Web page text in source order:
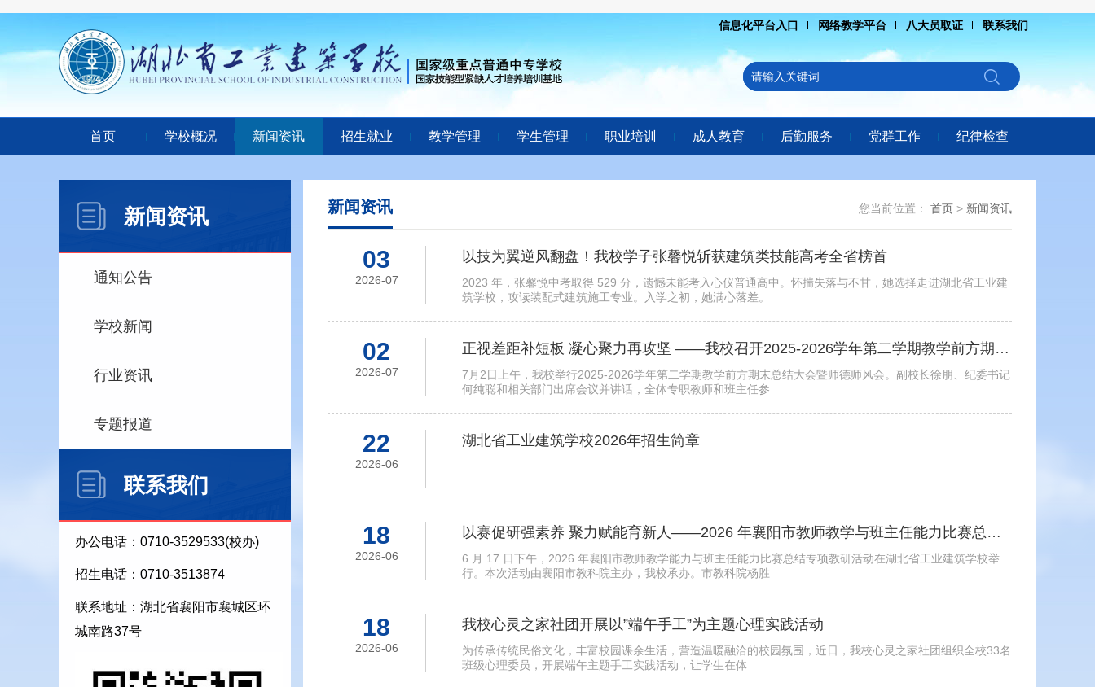
信息化平台入口 网络教学平台 八大员取证 联系我们
首页 学校概况 新闻资讯 招生就业 教学管理 学生管理 职业培训 成人教育 后勤服务 党群工作 纪律检查
新闻资讯
通知公告
学校新闻
行业资讯
专题报道
联系我们
办公电话：0710-3529533(校办)
招生电话：0710-3513874
联系地址：湖北省襄阳市襄城区环
城南路37号
新闻资讯 您当前位置： 首页 > 新闻资讯
03
2026-07
以技为翼逆风翻盘！我校学子张馨悦斩获建筑类技能高考全省榜首
2023 年，张馨悦中考取得 529 分，遗憾未能考入心仪普通高中。怀揣失落与不甘，她选择走进湖北省工业建
筑学校，攻读装配式建筑施工专业。入学之初，她满心落差。
02
2026-07
正视差距补短板 凝心聚力再攻坚 ——我校召开2025-2026学年第二学期教学前方期末总结大会暨师德师风会
7月2日上午，我校举行2025-2026学年第二学期教学前方期末总结大会暨师德师风会。副校长徐朋、纪委书记
何纯聪和相关部门出席会议并讲话，全体专职教师和班主任参
22
2026-06
湖北省工业建筑学校2026年招生简章
18
2026-06
以赛促研强素养 聚力赋能育新人——2026 年襄阳市教师教学与班主任能力比赛总结教研活动在我校圆满举办
6 月 17 日下午，2026 年襄阳市教师教学能力与班主任能力比赛总结专项教研活动在湖北省工业建筑学校举
行。本次活动由襄阳市教科院主办，我校承办。市教科院杨胜
18
2026-06
我校心灵之家社团开展以”端午手工”为主题心理实践活动
为传承传统民俗文化，丰富校园课余生活，营造温暖融洽的校园氛围，近日，我校心灵之家社团组织全校33名
班级心理委员，开展端午主题手工实践活动，让学生在体